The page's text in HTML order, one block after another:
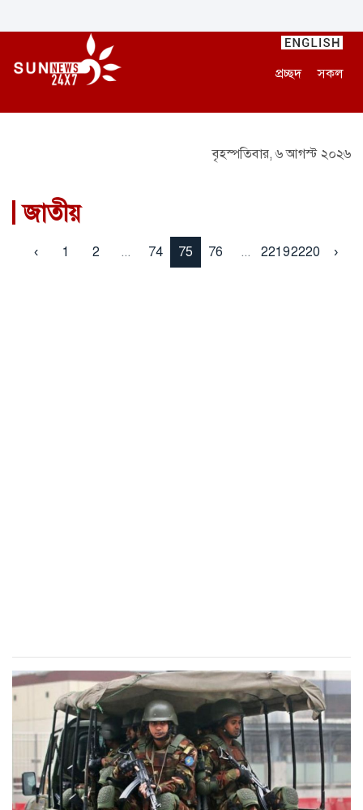
প্রচ্ছদ সকল
বৃহস্পতিবার, ৬ আগস্ট ২০২৬
জাতীয়
‹ 1 2 ... 74 75 76 ... 22192220 ›